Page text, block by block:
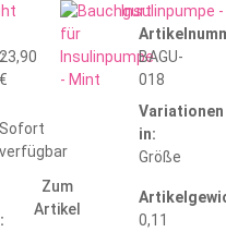
€
Sofort
verfügbar
Zum
Artikel
Insulinpumpe
BAGU-
018
Variationen
in:
Größe
0,11